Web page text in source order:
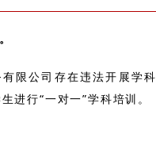
限公司存在违法开展学科
进行“一对一”学科培训。